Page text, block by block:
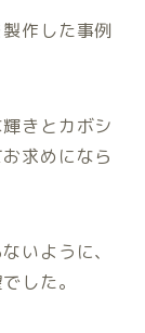
作した事例
きとカボシ
求めになら
いように、
した。